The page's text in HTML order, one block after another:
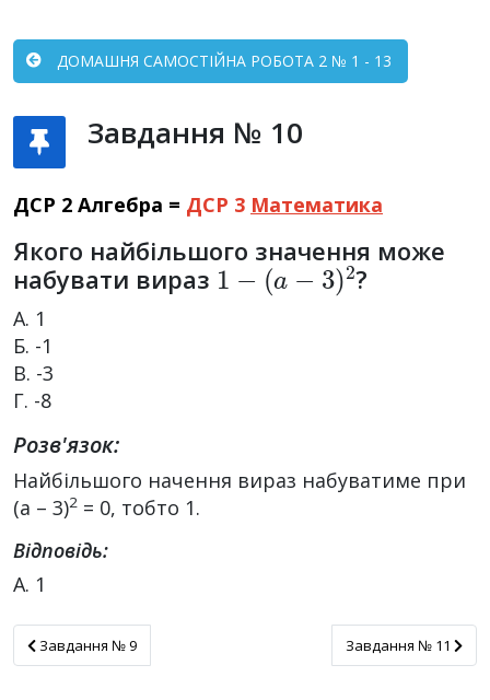
ДОМАШНЯ САМОСТІЙНА РОБОТА 2 № 1 - 13
Завдання № 10
ДСР 2 Алгебра = ДСР 3 Математика
Якого найбільшого значення може
набувати вираз 1− a−3)2 ?
А. 1
Б. -1
В. -3
Г. -8
Розв'язок:
Найбільшого начення вираз набуватиме при
(a – 3)2 = 0, тобто 1.
Відповідь:
А. 1
Завдання № 9
Завдання № 9 Завдання № 11
Завдання № 11